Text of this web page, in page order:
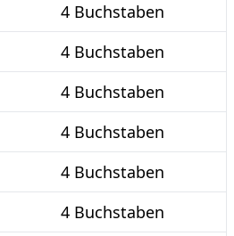
4 Buchstaben
4 Buchstaben
4 Buchstaben
4 Buchstaben
4 Buchstaben
4 Buchstaben